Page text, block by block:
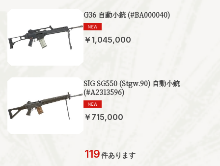
G36 自動小銃 (#BA000040)
￥1,045,000
SIG SG550 (Stgw.90) 自動小銃
(#A2313596)
￥715,000
119件あります